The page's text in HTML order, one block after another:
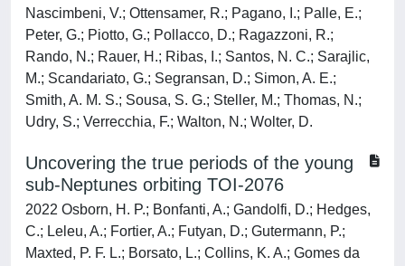
Nascimbeni, V.; Ottensamer, R.; Pagano, I.; Palle, E.;
Peter, G.; Piotto, G.; Pollacco, D.; Ragazzoni, R.;
Rando, N.; Rauer, H.; Ribas, I.; Santos, N. C.; Sarajlic,
M.; Scandariato, G.; Segransan, D.; Simon, A. E.;
Smith, A. M. S.; Sousa, S. G.; Steller, M.; Thomas, N.;
Udry, S.; Verrecchia, F.; Walton, N.; Wolter, D.
Uncovering the true periods of the young
sub-Neptunes orbiting TOI-2076
2022 Osborn, H. P.; Bonfanti, A.; Gandolfi, D.; Hedges,
C.; Leleu, A.; Fortier, A.; Futyan, D.; Gutermann, P.;
Maxted, P. F. L.; Borsato, L.; Collins, K. A.; Gomes da